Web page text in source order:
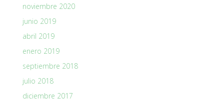
noviembre 2020
junio 2019
abril 2019
enero 2019
septiembre 2018
julio 2018
diciembre 2017